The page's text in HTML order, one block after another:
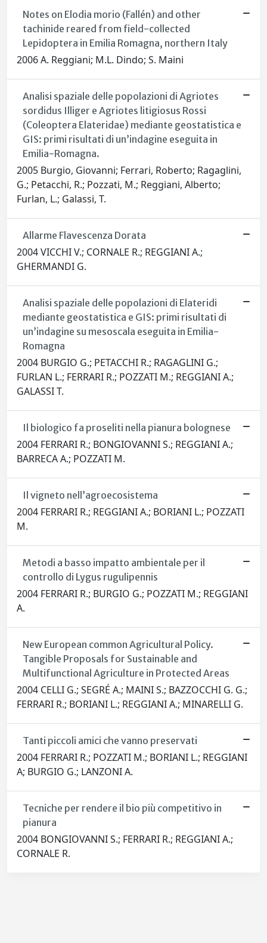
Notes on Elodia morio (Fallén) and other
tachinide reared from field-collected
Lepidoptera in Emilia Romagna, northern Italy
2006 A. Reggiani; M.L. Dindo; S. Maini
Analisi spaziale delle popolazioni di Agriotes
sordidus Illiger e Agriotes litigiosus Rossi
(Coleoptera Elateridae) mediante geostatistica e
GIS: primi risultati di un’indagine eseguita in
Emilia-Romagna.
2005 Burgio, Giovanni; Ferrari, Roberto; Ragaglini,
G.; Petacchi, R.; Pozzati, M.; Reggiani, Alberto;
Furlan, L.; Galassi, T.
Allarme Flavescenza Dorata
2004 VICCHI V.; CORNALE R.; REGGIANI A.;
GHERMANDI G.
Analisi spaziale delle popolazioni di Elateridi
mediante geostatistica e GIS: primi risultati di
un’indagine su mesoscala eseguita in Emilia-
Romagna
2004 BURGIO G.; PETACCHI R.; RAGAGLINI G.;
FURLAN L.; FERRARI R.; POZZATI M.; REGGIANI A.;
GALASSI T.
Il biologico fa proseliti nella pianura bolognese
2004 FERRARI R.; BONGIOVANNI S.; REGGIANI A.;
BARRECA A.; POZZATI M.
Il vigneto nell’agroecosistema
2004 FERRARI R.; REGGIANI A.; BORIANI L.; POZZATI
M.
Metodi a basso impatto ambientale per il
controllo di Lygus rugulipennis
2004 FERRARI R.; BURGIO G.; POZZATI M.; REGGIANI
A.
New European common Agricultural Policy.
Tangible Proposals for Sustainable and
Multifunctional Agriculture in Protected Areas
2004 CELLI G.; SEGRÉ A.; MAINI S.; BAZZOCCHI G. G.;
FERRARI R.; BORIANI L.; REGGIANI A.; MINARELLI G.
Tanti piccoli amici che vanno preservati
2004 FERRARI R.; POZZATI M.; BORIANI L.; REGGIANI
A; BURGIO G.; LANZONI A.
Tecniche per rendere il bio più competitivo in
pianura
2004 BONGIOVANNI S.; FERRARI R.; REGGIANI A.;
CORNALE R.